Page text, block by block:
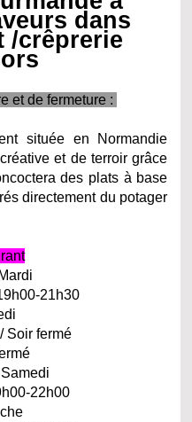
dans
/crêprerie
et de fermeture :
située en Normandie
et de terroir grâce
des plats à base
directement du potager
21h30
Soir fermé
22h00